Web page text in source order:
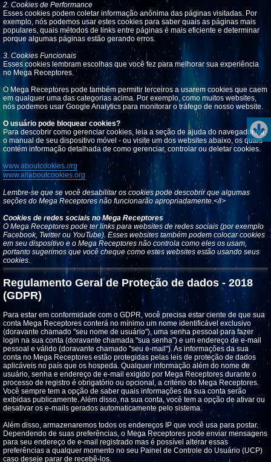
2. Cookies de Performance
Esses cookies podem coletar informação anônima das páginas visitadas. Por
exemplo, nós podemos usar estes cookies para saber quais as páginas mais
populares, quais métodos de links entre páginas é mais eficiente e determinar
porque algumas páginas estão gerando erros.
3. Cookies Funcionais
Esses cookies lembram escolhas que você fez para melhorar sua experiência
no Mega Receptores.
O Mega Receptores pode também permitir terceiros a usarem cookies que caem
em qualquer uma das categorias acima. Por exemplo, como muitos websites,
nós podemos usar Google Analytics para monitorar o tráfego de nosso website.
O usuário pode bloquear cookies?
Para descobrir como gerenciar cookies, leia a seção de ajuda do navegador ou
o manual de seu dispositivo móvel - ou visite um dos websites abaixo, os quais
contém informação detalhada de como gerenciar, controlar ou deletar cookies.
www.aboutcookies.org
www.allaboutcookies.org
Lembre-se que se você desabilitar os cookies pode descobrir que algumas
seções do Mega Receptores não funcionarão apropriadamente.</i>
Cookies de redes sociais no Mega Receptores
O Mega Receptores pode ter links para websites de redes sociais (por exemplo
Facebook, Twitter ou YouTube). Esses websites também podem colocar cookies
em seu dispositivo e o Mega Receptores não controla como eles os usam,
portanto sugerimos que você cheque como estes websites estão usando seus
cookies.
Regulamento Geral de Proteção de dados - 2018
(GDPR)
Para estar em conformidade com o GDPR, você precisa estar ciente de que sua
conta Mega Receptores conterá no mínimo um nome identificável exclusivo
(doravante chamado "seu nome de usuário"), uma senha pessoal para fazer
login na sua conta (doravante chamada "sua senha") e um endereço de e-mail
pessoal e válido (doravante chamado "seu e-mail"). As informações da sua
conta no Mega Receptores estão protegidas pelas leis de proteção de dados
aplicáveis ​​no país que os hospeda. Qualquer informação além do nome de
usuário, senha e endereço de e-mail exigido por Mega Receptores durante o
processo de registro é obrigatório ou opcional, a critério do Mega Receptores.
Você sempre tem a opção de saber quais informações da sua conta serão
exibidas publicamente. Além disso, na sua conta, você tem a opção de ativar ou
desativar os e-mails gerados automaticamente pelo sistema.
Além disso, armazenaremos todos os endereços IP que você usa para postar.
Dependendo de suas preferências, o Mega Receptores pode enviar mensagens
para seu endereço de e-mail registrado mas é possível alterar essas
preferências a qualquer momento no seu Painel de Controle do Usuário (UCP)
caso deseje parar de recebê-los.